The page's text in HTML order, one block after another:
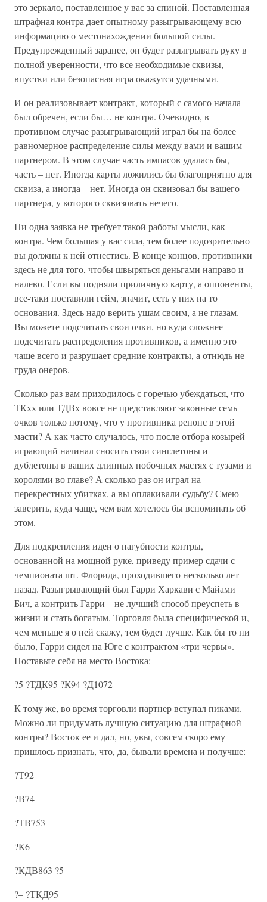
это зеркало, поставленное у вас за спиной. Поставленная
штрафная контра дает опытному разыгрывающему всю
информацию о местонахождении большой силы.
Предупрежденный заранее, он будет разыгрывать руку в
полной уверенности, что все необходимые сквизы,
впустки или безопасная игра окажутся удачными.
И он реализовывает контракт, который с самого начала
был обречен, если бы… не контра. Очевидно, в
противном случае разыгрывающий играл бы на более
равномерное распределение силы между вами и вашим
партнером. В этом случае часть импасов удалась бы,
часть – нет. Иногда карты ложились бы благоприятно для
сквиза, а иногда – нет. Иногда он сквизовал бы вашего
партнера, у которого сквизовать нечего.
Ни одна заявка не требует такой работы мысли, как
контра. Чем большая у вас сила, тем более подозрительно
вы должны к ней отнестись. В конце концов, противники
здесь не для того, чтобы швыряться деньгами направо и
налево. Если вы подняли приличную карту, а оппоненты,
все-таки поставили гейм, значит, есть у них на то
основания. Здесь надо верить ушам своим, а не глазам.
Вы можете подсчитать свои очки, но куда сложнее
подсчитать распределения противников, а именно это
чаще всего и разрушает средние контракты, а отнюдь не
груда онеров.
Сколько раз вам приходилось с горечью убеждаться, что
ТКхх или ТДВх вовсе не представляют законные семь
очков только потому, что у противника ренонс в этой
масти? А как часто случалось, что после отбора козырей
играющий начинал сносить свои синглетоны и
дублетоны в ваших длинных побочных мастях с тузами и
королями во главе? А сколько раз он играл на
перекрестных убитках, а вы оплакивали судьбу? Смею
заверить, куда чаще, чем вам хотелось бы вспоминать об
этом.
Для подкрепления идеи о пагубности контры,
основанной на мощной руке, приведу пример сдачи с
чемпионата шт. Флорида, проходившего несколько лет
назад. Разыгрывающий был Гарри Харкави с Майами
Бич, а контрить Гарри – не лучший способ преуспеть в
жизни и стать богатым. Торговля была специфической и,
чем меньше я о ней скажу, тем будет лучше. Как бы то ни
было, Гарри сидел на Юге с контрактом «три червы».
Поставьте себя на место Востока:
?5 ?ТДК95 ?К94 ?Д1072
К тому же, во время торговли партнер вступал пиками.
Можно ли придумать лучшую ситуацию для штрафной
контры? Восток ее и дал, но, увы, совсем скоро ему
пришлось признать, что, да, бывали времена и получше:
?Т92
?В74
?ТВ753
?К6
?КДВ863 ?5
?– ?ТКД95